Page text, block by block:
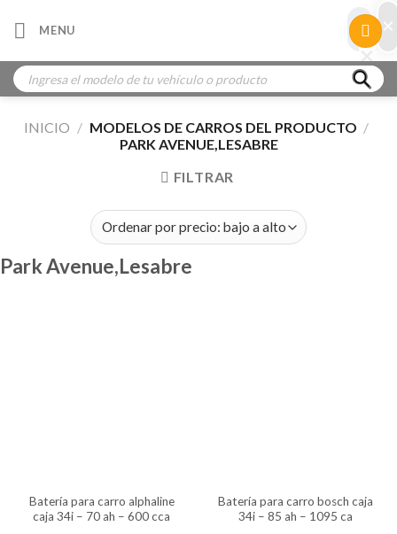
MENU
Búsqueda
de
productos
INICIO / MODELOS DE CARROS DEL PRODUCTO /
PARK AVENUE,LESABRE
FILTRAR
Park Avenue,Lesabre
batería para carro alphaline
caja 34i – 70 ah – 600 cca
batería para carro bosch caja
34i – 85 ah – 1095 ca
×
×
×
×